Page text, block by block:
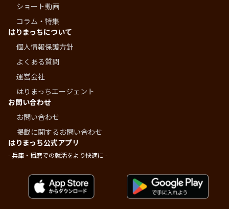
ショート動画
コラム・特集
はりまっちについて
個人情報保護方針
よくある質問
運営会社
はりまっちエージェント
お問い合わせ
お問い合わせ
掲載に関するお問い合わせ
はりまっち公式アプリ
- 兵庫・播磨での就活をより快適に -